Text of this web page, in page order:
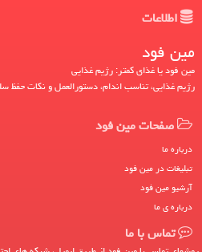
اطلاعات
مین فود
مین فود یا غذای کمتر: رژیم غذایی
رژیم غذایی، تناسب اندام، دستورالعمل و نکات حفظ
صفحات مین فود
درباره ما
تبلیغات در مین فود
آرشیو مین فود
درباره ی ما
تماس با ما